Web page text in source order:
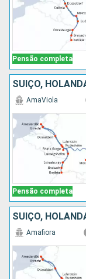
Pensão completa
Pensão completa
AmaViola
Amafiora